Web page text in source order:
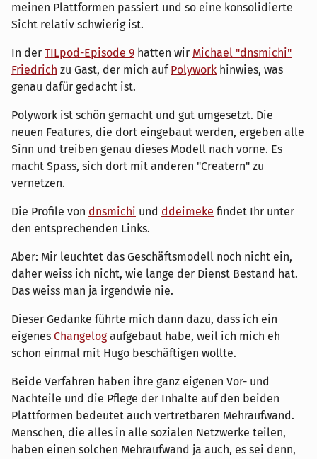
meinen Plattformen passiert und so eine konsolidierte
Sicht relativ schwierig ist.
In der TILpod-Episode 9 hatten wir Michael "dnsmichi"
Friedrich zu Gast, der mich auf Polywork hinwies, was
genau dafür gedacht ist.
Polywork ist schön gemacht und gut umgesetzt. Die
neuen Features, die dort eingebaut werden, ergeben alle
Sinn und treiben genau dieses Modell nach vorne. Es
macht Spass, sich dort mit anderen "Creatern" zu
vernetzen.
Die Profile von dnsmichi und ddeimeke findet Ihr unter
den entsprechenden Links.
Aber: Mir leuchtet das Geschäftsmodell noch nicht ein,
daher weiss ich nicht, wie lange der Dienst Bestand hat.
Das weiss man ja irgendwie nie.
Dieser Gedanke führte mich dann dazu, dass ich ein
eigenes Changelogaufgebaut habe, weil ich mich eh
schon einmal mit Hugo beschäftigen wollte.
Beide Verfahren haben ihre ganz eigenen Vor- und
Nachteile und die Pflege der Inhalte auf den beiden
Plattformen bedeutet auch vertretbaren Mehraufwand.
Menschen, die alles in alle sozialen Netzwerke teilen,
haben einen solchen Mehraufwand ja auch, es sei denn,